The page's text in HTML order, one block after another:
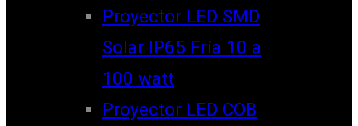
Proyector LED SMD
Solar IP65 Fría 10 a
100 watt
Proyector LED COB